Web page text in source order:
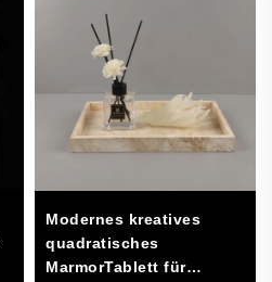
Modernes kreatives
quadratisches
MarmorTablett für